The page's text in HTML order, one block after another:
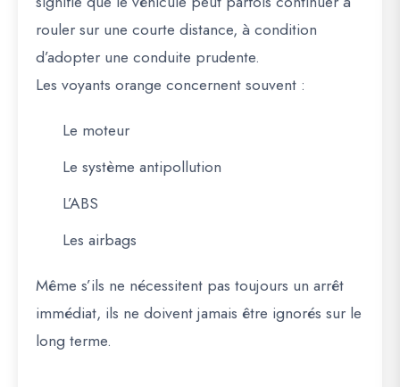
rouler sur une courte distance, à condition
d’adopter une conduite prudente.
Les voyants orange concernent souvent :
Le moteur
Le système antipollution
L’ABS
Les airbags
Même s’ils ne nécessitent pas toujours un arrêt
immédiat, ils ne doivent jamais être ignorés sur le
long terme.